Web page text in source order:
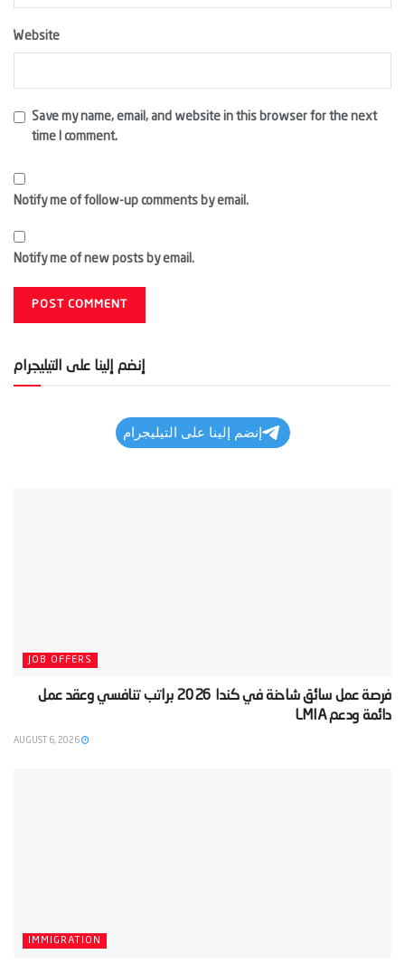
Website
Save my name, email, and website in this browser for the next
time I comment.
Notify me of follow-up comments by email.
Notify me of new posts by email.
إنضم إلينا على التيليجرام
إنضم إلينا على التيليجرام
JOB OFFERS
‫فرصة عمل سائق شاحنة في كندا 2026 براتب تنافسي وعقد عمل
دائمة ودعم LMIA‬
IMMIGRATION